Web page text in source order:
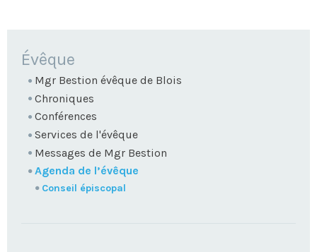
NAVIGATION
Évêque
Mgr Bestion évêque de Blois
Chroniques
Conférences
Services de l'évêque
Messages de Mgr Bestion
Agenda de l’évêque
Conseil épiscopal